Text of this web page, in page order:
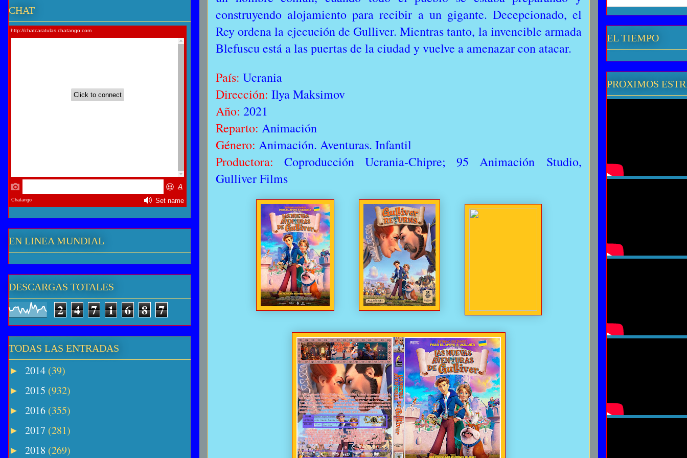
construyendo alojamiento para recibir a un gigante. Decepcionado, el
Rey ordena la ejecución de Gulliver. Mientras tanto, la invencible armada
Blefuscu está a las puertas de la ciudad y vuelve a amenazar con atacar.
País: Ucrania
Dirección: Ilya Maksimov
Año: 2021
Reparto: Animación
Género: Animación. Aventuras. Infantil
Productora: Coproducción Ucrania-Chipre; 95 Animación Studio,
Gulliver Films
CHAT
EN LINEA MUNDIAL
DESCARGAS TOTALES
2 4 7 1 6 8 7
TODAS LAS ENTRADAS
► 2014 (39)
► 2015 (932)
► 2016 (355)
► 2017 (281)
► 2018 (269)
EL TIEMPO
PROXIMOS